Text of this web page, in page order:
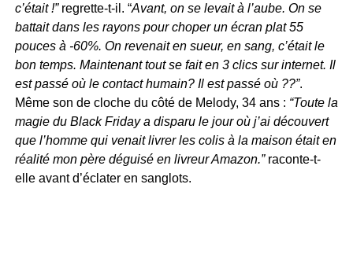
c’était !” regrette-t-il. “Avant, on se levait à l’aube. On se
battait dans les rayons pour choper un écran plat 55
pouces à -60%. On revenait en sueur, en sang, c’était le
bon temps. Maintenant tout se fait en 3 clics sur internet. Il
est passé où le contact humain? Il est passé où ??”.
Même son de cloche du côté de Melody, 34 ans : “Toute la
magie du Black Friday a disparu le jour où j’ai découvert
que l’homme qui venait livrer les colis à la maison était en
réalité mon père déguisé en livreur Amazon.”raconte-t-
elle avant d’éclater en sanglots.